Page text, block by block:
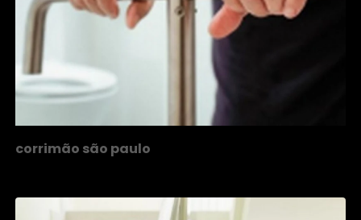
corrimão são paulo